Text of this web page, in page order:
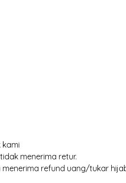
menerima retur.
refund uang/tukar